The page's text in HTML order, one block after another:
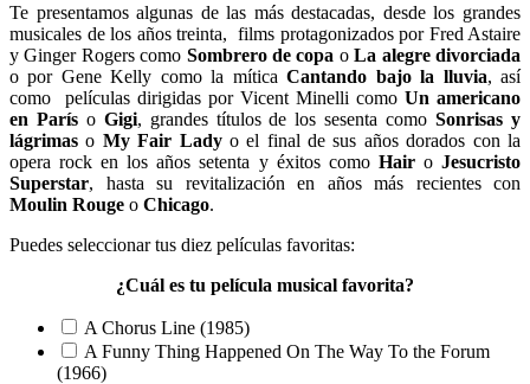
Te presentamos algunas de las más destacadas, desde los grandes
musicales de los años treinta, films protagonizados por Fred Astaire
y Ginger Rogers como Sombrero de copa oLa alegre divorciada
o por Gene Kelly como la míticaCantando bajo la lluvia, así
como películas dirigidas por Vicent Minelli como Un americano
en Paríso Gigi, grandes títulos de los sesenta comoSonrisas y
lágrimaso My Fair Ladyo el final de sus años dorados con la
opera rock en los años setenta y éxitos como Hair oJesucristo
Superstar, hasta su revitalización en años más recientes con
Moulin Rouge o Chicago.
Puedes seleccionar tus diez películas favoritas:
¿Cuál es tu película musical favorita?
A Chorus Line (1985)
A Funny Thing Happened On The Way To the Forum
(1966)